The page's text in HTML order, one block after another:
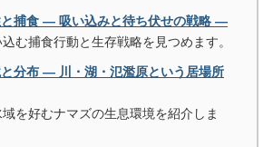
捕食 ― 吸い込みと待ち伏せの戦略 ―
む捕食行動と生存戦略を見つめます。
分布 ― 川・湖・氾濫原という居場所
を好むナマズの生息環境を紹介しま